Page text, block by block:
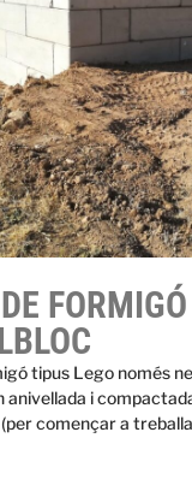
FORMIGÓ
tipus Lego només
anivellada i
començar a